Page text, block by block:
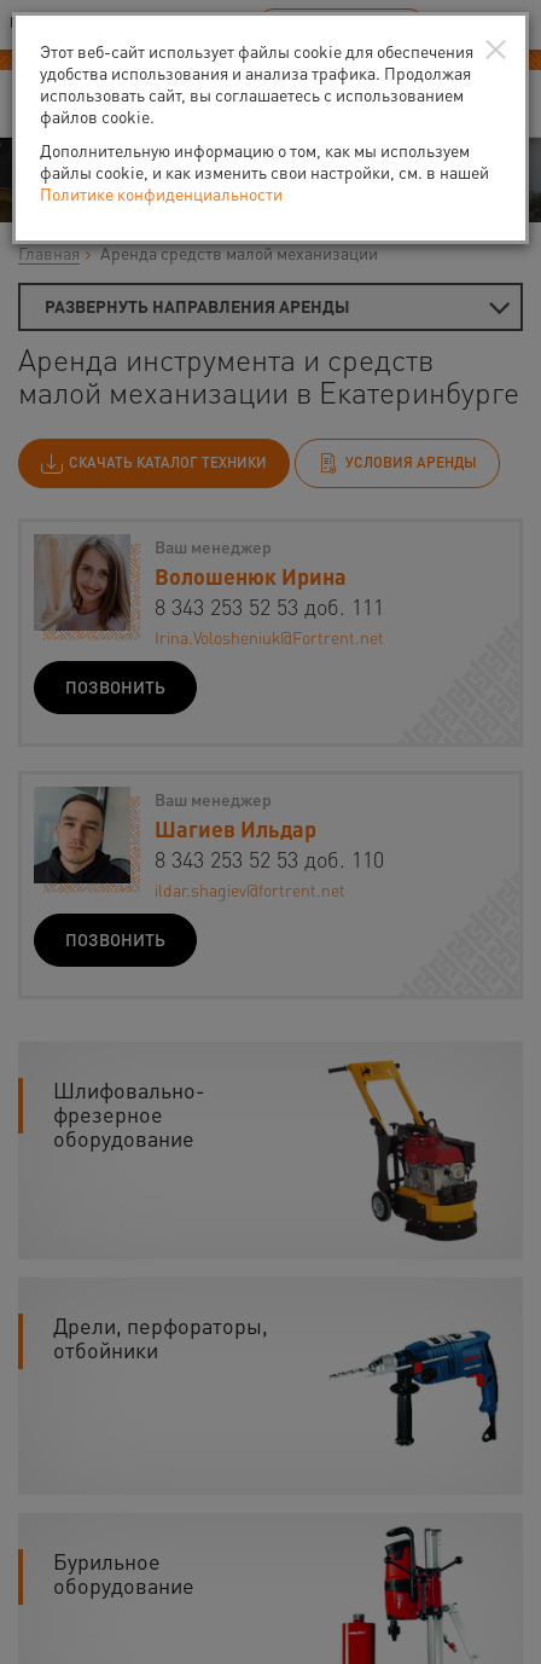
Ваш город:Екатеринбург
В Вашем регионе нет наших офисов RU EN
Аренда
Главная Аренда средств малой механизации
РАЗВЕРНУТЬ НАПРАВЛЕНИЯ АРЕНДЫ
Аренда инструмента и средств
малой механизации в Екатеринбурге
СКАЧАТЬ КАТАЛОГ ТЕХНИКИ УСЛОВИЯ АРЕНДЫ
Ваш менеджер
Волошенюк Ирина
8 343 253 52 53 доб. 111
Irina.Volosheniuk@Fortrent.net
ПОЗВОНИТЬ
Ваш менеджер
Шагиев Ильдар
8 343 253 52 53 доб. 110
ildar.shagiev@fortrent.net
ПОЗВОНИТЬ
Шлифовально-
фрезерное
оборудование
Дрели, перфораторы,
отбойники
Бурильное
оборудование
×
Этот веб-сайт использует файлы cookie для обеспечения
удобства использования и анализа трафика. Продолжая
использовать сайт, вы соглашаетесь с использованием
файлов cookie.
Дополнительную информацию о том, как мы используем
файлы cookie, и как изменить свои настройки, см. в нашей
Политике конфиденциальности